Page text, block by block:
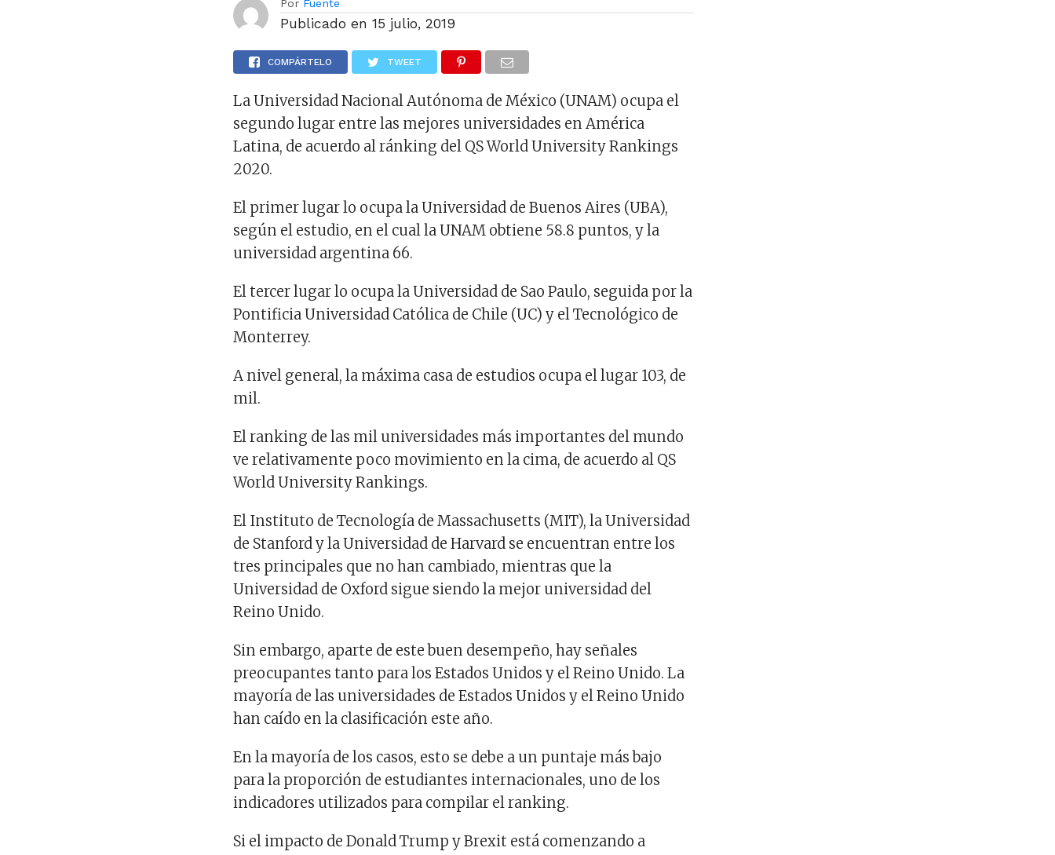
Por Fuente
Publicado en 15 julio, 2019
COMPÁRTELO TWEET
La Universidad Nacional Autónoma de México (UNAM) ocupa el
segundo lugar entre las mejores universidades en América
Latina, de acuerdo al ránking del QS World University Rankings
2020.
El primer lugar lo ocupa la Universidad de Buenos Aires (UBA),
según el estudio, en el cual la UNAM obtiene 58.8 puntos, y la
universidad argentina 66.
El tercer lugar lo ocupa la Universidad de Sao Paulo, seguida por la
Pontificia Universidad Católica de Chile (UC) y el Tecnológico de
Monterrey.
A nivel general, la máxima casa de estudios ocupa el lugar 103, de
mil.
El ranking de las mil universidades más importantes del mundo
ve relativamente poco movimiento en la cima, de acuerdo al QS
World University Rankings.
El Instituto de Tecnología de Massachusetts (MIT), la Universidad
de Stanford y la Universidad de Harvard se encuentran entre los
tres principales que no han cambiado, mientras que la
Universidad de Oxford sigue siendo la mejor universidad del
Reino Unido.
Sin embargo, aparte de este buen desempeño, hay señales
preocupantes tanto para los Estados Unidos y el Reino Unido. La
mayoría de las universidades de Estados Unidos y el Reino Unido
han caído en la clasificación este año.
En la mayoría de los casos, esto se debe a un puntaje más bajo
para la proporción de estudiantes internacionales, uno de los
indicadores utilizados para compilar el ranking.
Si el impacto de Donald Trump y Brexit está comenzando a